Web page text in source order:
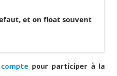
et on float souvent
pour participer à la